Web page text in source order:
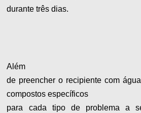
durante três dias.
Além
de preencher o recipiente com
compostos específicos
para cada tipo de problema a